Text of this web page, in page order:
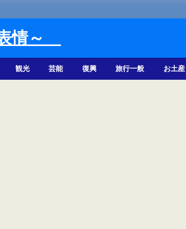
情～
観光 芸能 復興 旅行一般 お土